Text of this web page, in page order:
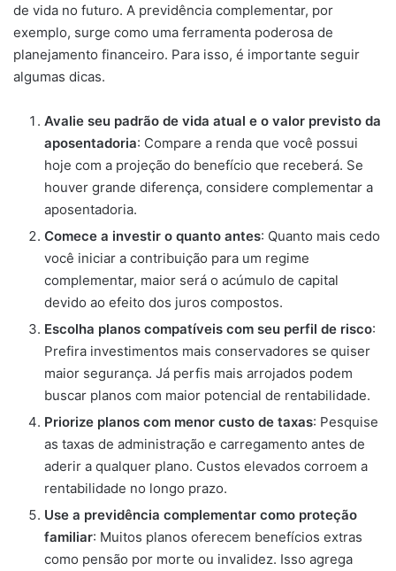
de vida no futuro. A previdência complementar, por
exemplo, surge como uma ferramenta poderosa de
planejamento financeiro. Para isso, é importante seguir
algumas dicas.
Avalie seu padrão de vida atual e o valor previsto da
aposentadoria: Compare a renda que você possui
hoje com a projeção do benefício que receberá. Se
houver grande diferença, considere complementar a
aposentadoria.
Comece a investir o quanto antes: Quanto mais cedo
você iniciar a contribuição para um regime
complementar, maior será o acúmulo de capital
devido ao efeito dos juros compostos.
Escolha planos compatíveis com seu perfil de risco:
Prefira investimentos mais conservadores se quiser
maior segurança. Já perfis mais arrojados podem
buscar planos com maior potencial de rentabilidade.
Priorize planos com menor custo de taxas: Pesquise
as taxas de administração e carregamento antes de
aderir a qualquer plano. Custos elevados corroem a
rentabilidade no longo prazo.
Use a previdência complementar como proteção
familiar: Muitos planos oferecem benefícios extras
como pensão por morte ou invalidez. Isso agrega